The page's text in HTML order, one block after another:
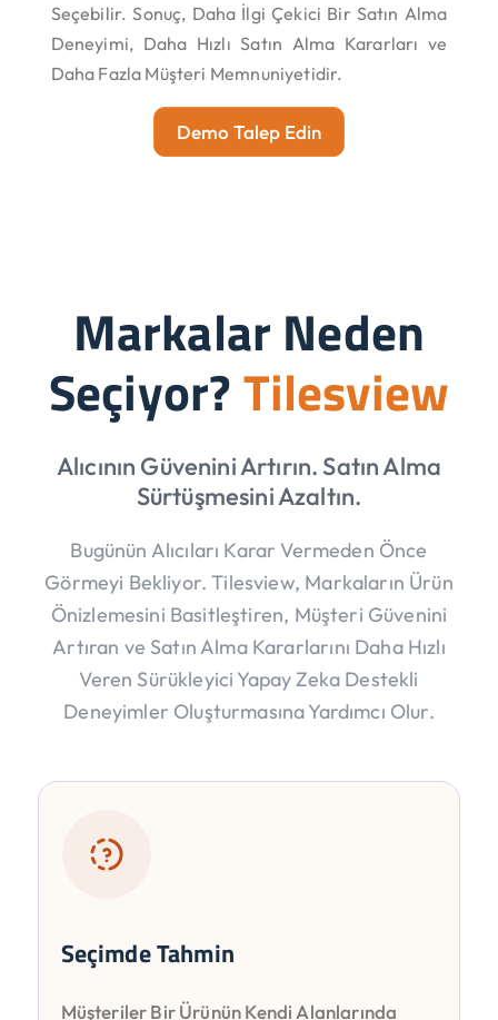
Seçebilir. Sonuç, Daha İlgi Çekici Bir Satın Alma
Deneyimi, Daha Hızlı Satın Alma Kararları ve
Daha Fazla Müşteri Memnuniyetidir.
Demo Talep Edin
Markalar Neden
Seçiyor?Tilesview
Alıcının Güvenini Artırın. Satın Alma
Sürtüşmesini Azaltın.
Bugünün Alıcıları Karar Vermeden Önce
Görmeyi Bekliyor. Tilesview, Markaların Ürün
Önizlemesini Basitleştiren, Müşteri Güvenini
Artıran ve Satın Alma Kararlarını Daha Hızlı
Veren Sürükleyici Yapay Zeka Destekli
Deneyimler Oluşturmasına Yardımcı Olur.
Seçimde Tahmin
Müşteriler Bir Ürünün Kendi Alanlarında